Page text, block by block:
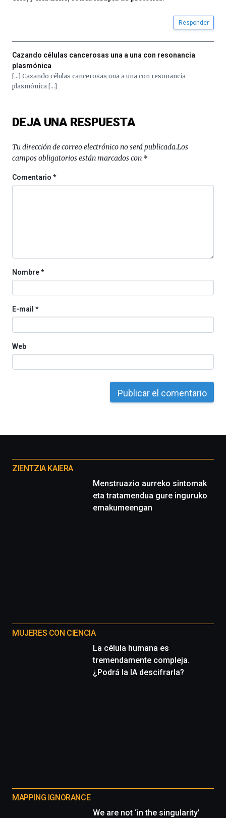
iniciativa,
Cátedra…
Responder
Cazando células cancerosas una a una con resonancia
plasmónica
[…] Cazando células cancerosas una a una con resonancia
plasmónica […]
DEJA UNA RESPUESTA
Tu dirección de correo electrónico no será publicada.Los
campos obligatorios están marcados con *
Comentario*
Nombre*
E-mail *
Web
proyectos
ZIENTZIA KAIERA
Menstruazio aurreko sintomak
eta tratamendua gure inguruko
emakumeengan
MUJERES CON CIENCIA
La célula humana es
tremendamente compleja.
¿Podrá la IA descifrarla?
MAPPING IGNORANCE
We are not ‘in the singularity’